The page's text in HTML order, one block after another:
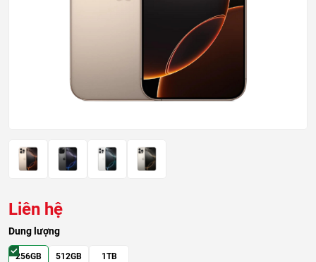
Liên hệ
Dung lượng
256GB
512GB
1TB